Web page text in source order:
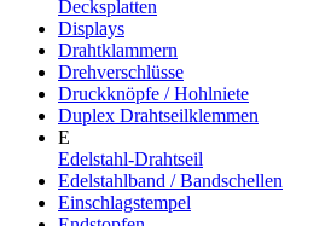
Decksplatten
Displays
Drahtklammern
Drehverschlüsse
Druckknöpfe / Hohlniete
Duplex Drahtseilklemmen
E
Edelstahl-Drahtseil
Edelstahlband / Bandschellen
Einschlagstempel